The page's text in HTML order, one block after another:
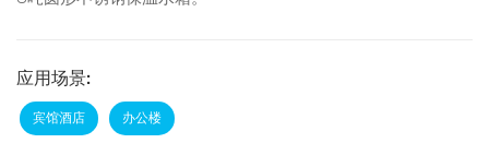
应用场景:
宾馆酒店 办公楼